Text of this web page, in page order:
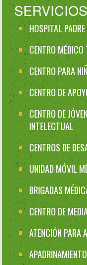
SERVICIOS
HOSPITAL
CENTRO MÉDICO
CENTRO PARA
CENTRO DE
CENTRO DE
INTELECTUAL
CENTROS DE
UNIDAD MÓVIL
BRIGADAS
CENTRO DE
ATENCIÓN PARA
APADRINAMIENTO